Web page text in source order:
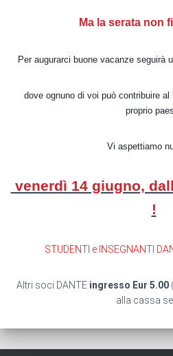
Ma la serata non
Per augurarci buone vacanze seguirà
dove ognuno di voi può contribuire
proprio
Vi aspettiamo
venerdì 14 giugno,
!
STUDENTI e INSEGNANTI
Altri soci DANTE ingresso Eur 5.00
alla cassa